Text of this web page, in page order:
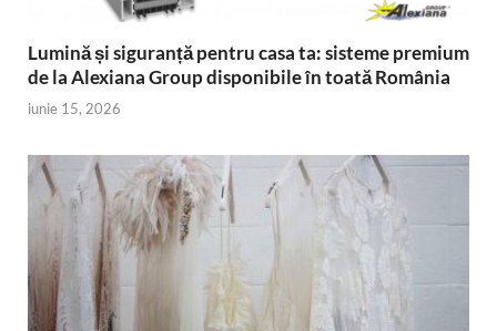
Lumină și siguranță pentru casa ta: sisteme premium
de la Alexiana Group disponibile în toată România
iunie 15, 2026